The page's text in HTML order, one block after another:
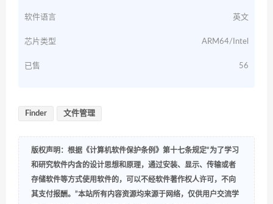
软件语言 英文
芯片类型 ARM64/Intel
已售 56
Finder 文件管理
版权声明：根据《计算机软件保护条例》第十七条规定“为了学习
和研究软件内含的设计思想和原理，通过安装、显示、传输或者
存储软件等方式使用软件的，可以不经软件著作权人许可，不向
其支付报酬。”本站所有内容资源均来源于网络，仅供用户交流学